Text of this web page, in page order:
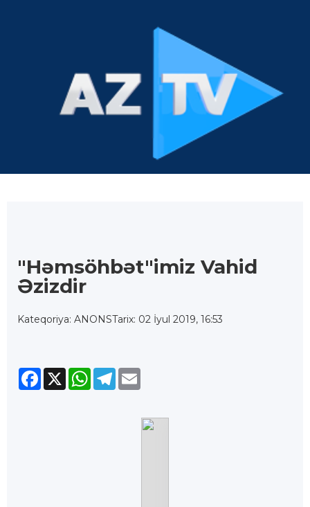
"Həmsöhbət"imiz Vahid
Əzizdir
Kateqoriya: ANONSTarix: 02 İyul 2019, 16:53
Facebook
X WhatsApp
Telegram